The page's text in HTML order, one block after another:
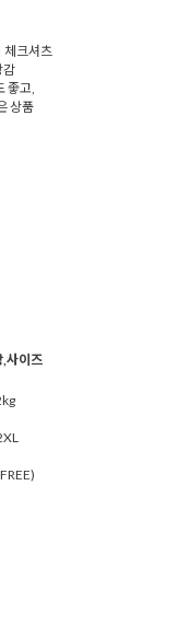
체크셔츠
감
좋고,
상품
사이즈